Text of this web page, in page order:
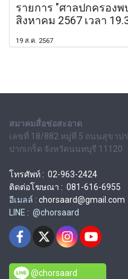
รายการ "ศาลปกครอง
สิงหาคม 2567 เวลา
19 ส.ค. 2567
สมาคมสื่อช่อสะอาด
เลขที่ 18/882 หมู่ที่ 5 ถนนสุขาป
ปากเกร็ด จังหวัดนนทบุรี 11120
โทรศัพท์ : 02-963-2424
ติดต่อโฆษณา : 081-616-6955
อีเมลล์ : chorsaard@gmail.com
LINE : @chorsaard
@chorsaard